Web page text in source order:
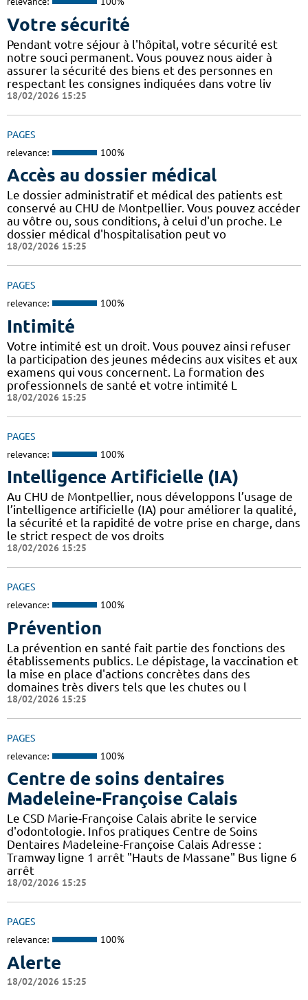
Votre sécurité
Pendant votre séjour à l'hôpital, votre sécurité est
notre souci permanent. Vous pouvez nous aider à
assurer la sécurité des biens et des personnes en
respectant les consignes indiquées dans votre liv
18/02/2026 15:25
PAGES
relevance: 100%
Accès au dossier médical
Le dossier administratif et médical des patients est
conservé au CHU de Montpellier. Vous pouvez accéder
au vôtre ou, sous conditions, à celui d'un proche. Le
dossier médical d'hospitalisation peut vo
18/02/2026 15:25
PAGES
relevance: 100%
Intimité
Votre intimité est un droit. Vous pouvez ainsi refuser
la participation des jeunes médecins aux visites et aux
examens qui vous concernent. La formation des
professionnels de santé et votre intimité L
18/02/2026 15:25
PAGES
relevance: 100%
Intelligence Artificielle (IA)
Au CHU de Montpellier, nous développons l’usage de
l’intelligence artificielle (IA) pour améliorer la qualité,
la sécurité et la rapidité de votre prise en charge, dans
le strict respect de vos droits
18/02/2026 15:25
PAGES
relevance: 100%
Prévention
La prévention en santé fait partie des fonctions des
établissements publics. Le dépistage, la vaccination et
la mise en place d'actions concrètes dans des
domaines très divers tels que les chutes ou l
18/02/2026 15:25
PAGES
relevance: 100%
Centre de soins dentaires
Madeleine-Françoise Calais
Le CSD Marie-Françoise Calais abrite le service
d'odontologie. Infos pratiques Centre de Soins
Dentaires Madeleine-Françoise Calais Adresse :
Tramway ligne 1 arrêt "Hauts de Massane" Bus ligne 6
arrêt
18/02/2026 15:25
PAGES
relevance: 100%
Alerte
18/02/2026 15:25